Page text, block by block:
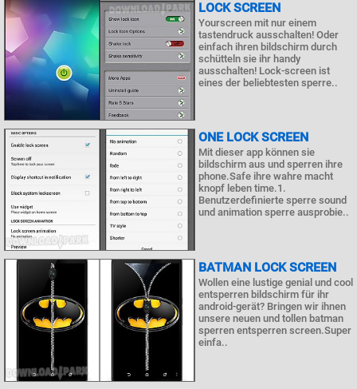
LOCK SCREEN
Yourscreen mit nur einem
tastendruck ausschalten! Oder
einfach ihren bildschirm durch
schütteln sie ihr handy
ausschalten! Lock-screen ist
eines der beliebtesten sperre..
ONE LOCK SCREEN
Mit dieser app können sie
bildschirm aus und sperren ihre
phone.Safe ihre wahre macht
knopf leben time.1.
Benutzerdefinierte sperre sound
und animation sperre ausprobie..
BATMAN LOCK SCREEN
Wollen eine lustige genial und cool
entsperren bildschirm für ihr
android-gerät? Bringen wir ihnen
unsere neuen und tollen batman
sperren entsperren screen.Super
einfa..